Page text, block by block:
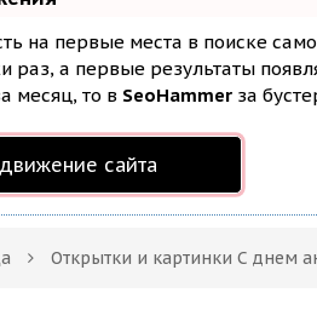
на первые места в поиске
раз, а первые результаты
месяц, то в SeoHammer за
сайта
Открытки и картинки С днем